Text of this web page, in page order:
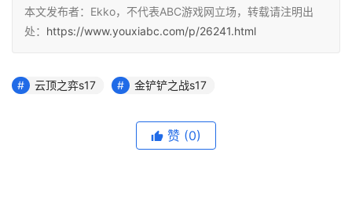
本文发布者：Ekko，不代表ABC游戏网立场，转载请注明出
处： https://www.youxiabc.com/p/26241.html
云顶之弈s17 金铲铲之战s17
赞 (0)